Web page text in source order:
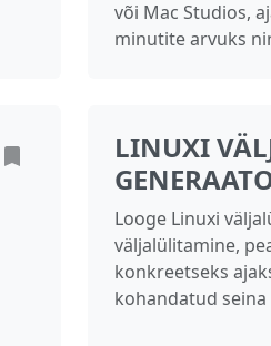
või Mac Studios,
minutite arvuks
LINUXI
Looge Linuxi
väljalülitamine,
konkreetseks
kohandatud